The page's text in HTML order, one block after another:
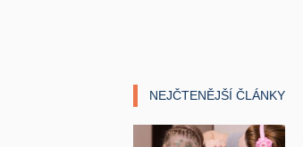
NEJČTENĚJŠÍ ČLÁNKY